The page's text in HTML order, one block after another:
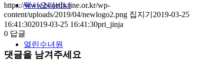
렉시오디비나
열린수녀원
https://www.benedictine.or.kr/wp-
content/uploads/2019/04/newlogo2.png 집지기 2019-03-25
16:41:302019-03-25 16:41:30pri_jinja
0 답글
댓글을 남겨주세요